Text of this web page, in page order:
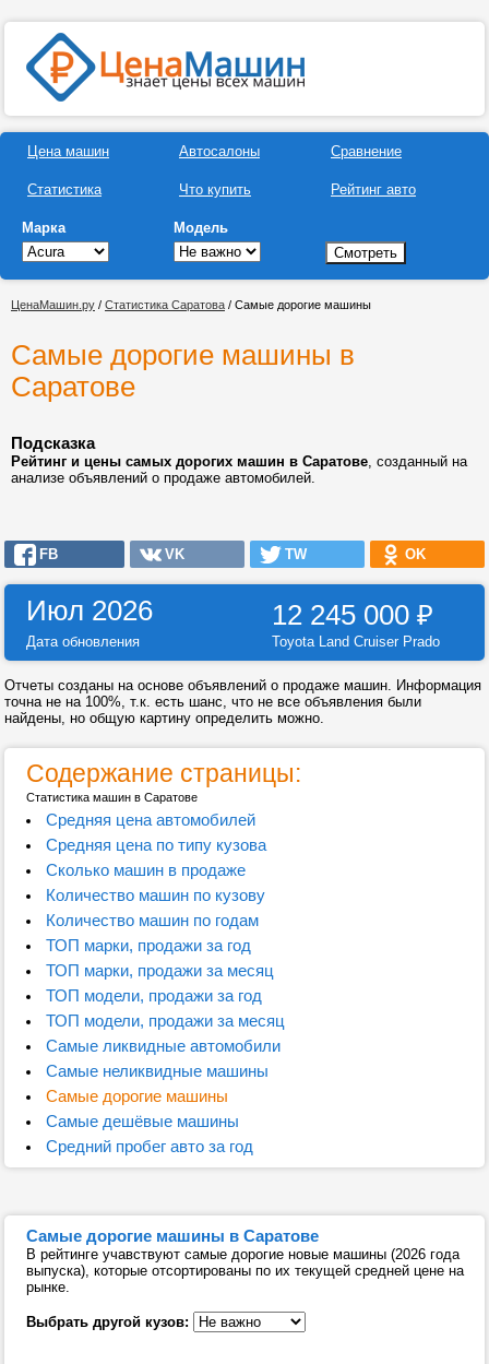
Цена машин
Статистика
Автосалоны
Что купить
Сравнение
Рейтинг авто
Марка Модель
ЦенаМашин.ру / Статистика Саратова / Самые дорогие машины
Самые дорогие машины в
Саратове
Подсказка
Рейтинг и цены самых дорогих машин в Саратове, созданный на
анализе объявлений о продаже автомобилей.
FB VK TW OK
Июл 2026 12 245 000 ₽
Дата обновления Toyota Land Cruiser Prado
Отчеты созданы на основе объявлений о продаже машин. Информация
точна не на 100%, т.к. есть шанс, что не все объявления были
найдены, но общую картину определить можно.
Содержание страницы:
Статистика машин в Саратове
Средняя цена автомобилей
Средняя цена по типу кузова
Сколько машин в продаже
Количество машин по кузову
Количество машин по годам
ТОП марки, продажи за год
ТОП марки, продажи за месяц
ТОП модели, продажи за год
ТОП модели, продажи за месяц
Самые ликвидные автомобили
Самые неликвидные машины
Самые дорогие машины
Самые дешёвые машины
Средний пробег авто за год
Самые дорогие машины в Саратове
В рейтинге учавствуют самые дорогие новые машины (2026 года
выпуска), которые отсортированы по их текущей средней цене на
рынке.
Выбрать другой кузов: